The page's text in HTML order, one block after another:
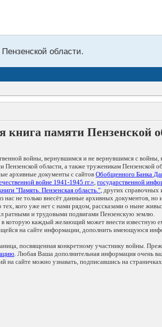
области.
книга памяти Пензенской
войны, вернувшимся и не вернувшимся с
области, а также труженикам Пензенской
архивные документы с сайтов Обобщенного Банка
войне 1941-1945 гг.», государственной
"Память. Пензенская область.", других справочных
нас не только внесёт данные архивных документов,
кого уже нет с нами рядом, рассказами о ныне
ратными и трудовыми подвигами Пензенскую землю.
в которую каждый желающий может внести известную
на сайте информации, дополнить имеющуюся
посвященная конкретному участнику войны.
. Любая Ваша дополнительная информация очень
сайте можно узнавать, подписавшись на